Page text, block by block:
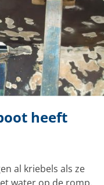
heeft
al kriebels als ze
water op de romp.